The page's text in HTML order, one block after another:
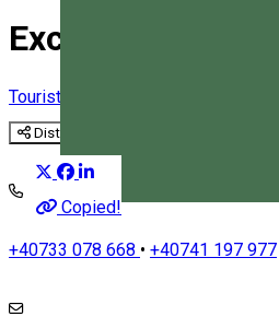
Magyar
Excursie din
Tourist program
Distribuie
Copied!
+40733 078 668 • +40741 197 977